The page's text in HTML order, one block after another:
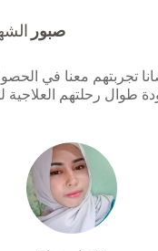
صبور
تجربتهم معنا في
طوال رحلتهم العلاجية